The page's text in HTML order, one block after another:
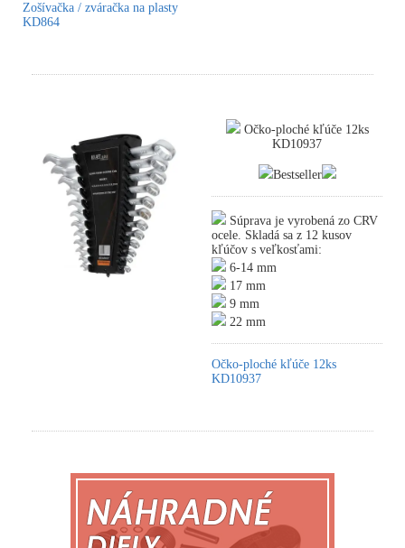
Zošívačka / zváračka na plasty
KD864
Očko-ploché kľúče 12ks
KD10937
Bestseller
Súprava je vyrobená zo CRV
ocele. Skladá sa z 12 kusov
kľúčov s veľkosťami:
6-14 mm
17 mm
9 mm
22 mm
Očko-ploché kľúče 12ks
KD10937